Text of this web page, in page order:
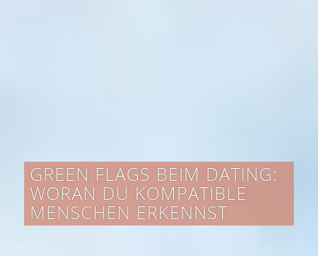
GREEN FLAGS BEIM DATING:
WORAN DU KOMPATIBLE
MENSCHEN ERKENNST